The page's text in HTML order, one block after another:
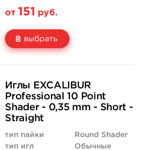
от 151 руб.
выбрать
151 руб.
купить
1 425 руб.
купить
Иглы EXCALIBUR
Professional 10 Point
Shader - 0,35 mm - Short -
Straight
тип пайки
Round Shader
тип игл
Обычные